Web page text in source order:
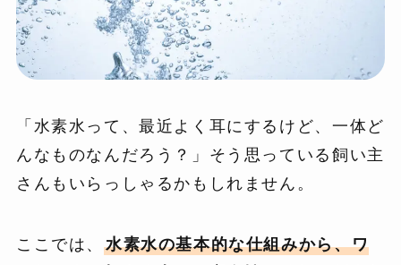
「水素水って、最近よく耳にするけど、一体ど
んなものなんだろう？」そう思っている飼い主
さんもいらっしゃるかもしれません。
ここでは、 水素水の基本的な仕組みから、ワ